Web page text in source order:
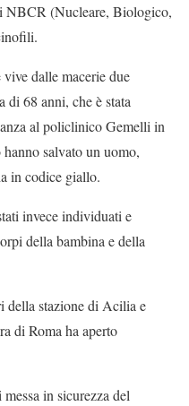
NBCR (Nucleare, Biologico,
dalle macerie due
di 68 anni, che è stata
al policlinico Gemelli in
salvato un uomo,
in codice giallo.
invece individuati e
della bambina e della
della stazione di Acilia e
di Roma ha aperto
in sicurezza del